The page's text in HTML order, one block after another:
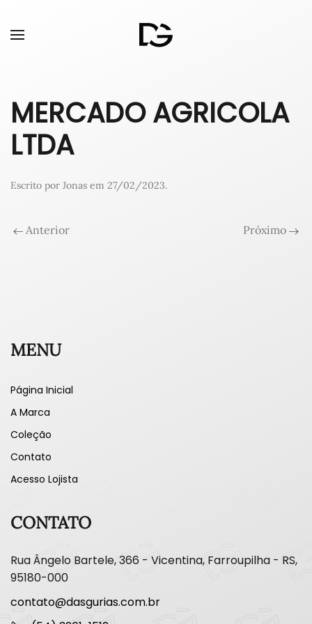
MERCADO AGRICOLA
LTDA
Escrito por Jonas em 27/02/2023.
Anterior Próximo
MENU
Página Inicial
A Marca
Coleção
Contato
Acesso Lojista
CONTATO
Rua Ângelo Bartele, 366 - Vicentina, Farroupilha - RS,
95180-000
contato@dasgurias.com.br